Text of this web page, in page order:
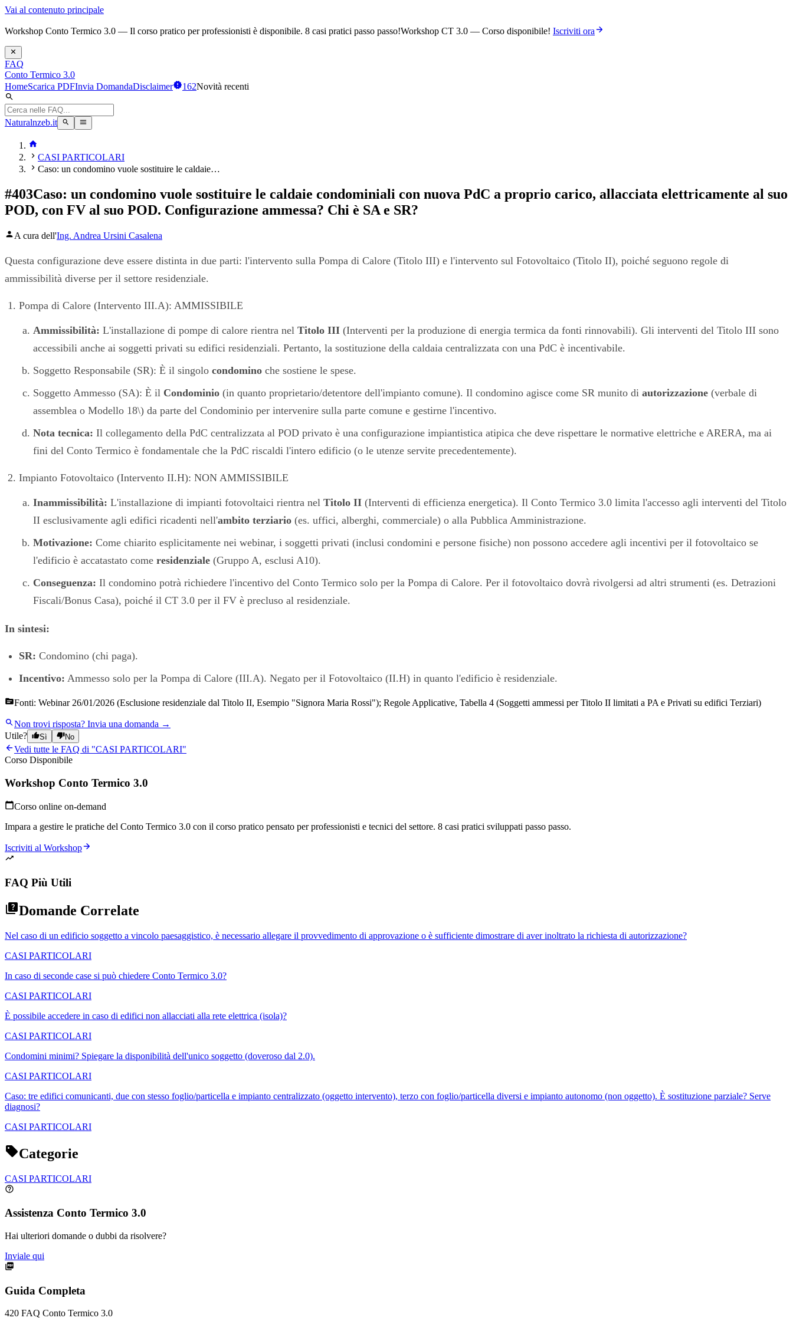
Vai al contenuto principale
Workshop Conto Termico 3.0 — Il corso pratico per professionisti è disponibile. 8 casi pratici passo passo!Workshop CT 3.0 — Corso disponibile! Iscriviti ora
FAQ
Conto Termico 3.0
HomeScarica PDFInvia DomandaDisclaimer 162Novità recenti
Naturalnzeb.it
CASI PARTICOLARI
Caso: un condomino vuole sostituire le caldaie…
#403Caso: un condomino vuole sostituire le caldaie condominiali con nuova PdC a proprio carico, allacciata elettricamente al suo
POD, con FV al suo POD. Configurazione ammessa? Chi è SA e SR?
A cura dell'Ing. Andrea Ursini Casalena
Questa configurazione deve essere distinta in due parti: l'intervento sulla Pompa di Calore (Titolo III) e l'intervento sul Fotovoltaico (Titolo II), poiché seguono regole di
ammissibilità diverse per il settore residenziale.
Pompa di Calore (Intervento III.A): AMMISSIBILE
Ammissibilità: L'installazione di pompe di calore rientra nel Titolo III (Interventi per la produzione di energia termica da fonti rinnovabili). Gli interventi del Titolo III sono
accessibili anche ai soggetti privati su edifici residenziali. Pertanto, la sostituzione della caldaia centralizzata con una PdC è incentivabile.
Soggetto Responsabile (SR): È il singolo condomino che sostiene le spese.
Soggetto Ammesso (SA): È il Condominio (in quanto proprietario/detentore dell'impianto comune). Il condomino agisce come SR munito di autorizzazione (verbale di
assemblea o Modello 18\) da parte del Condominio per intervenire sulla parte comune e gestirne l'incentivo.
Nota tecnica: Il collegamento della PdC centralizzata al POD privato è una configurazione impiantistica atipica che deve rispettare le normative elettriche e ARERA, ma ai
fini del Conto Termico è fondamentale che la PdC riscaldi l'intero edificio (o le utenze servite precedentemente).
Impianto Fotovoltaico (Intervento II.H): NON AMMISSIBILE
Inammissibilità: L'installazione di impianti fotovoltaici rientra nel Titolo II (Interventi di efficienza energetica). Il Conto Termico 3.0 limita l'accesso agli interventi del Titolo
II esclusivamente agli edifici ricadenti nell'ambito terziario (es. uffici, alberghi, commerciale) o alla Pubblica Amministrazione.
Motivazione: Come chiarito esplicitamente nei webinar, i soggetti privati (inclusi condomini e persone fisiche) non possono accedere agli incentivi per il fotovoltaico se
l'edificio è accatastato come residenziale (Gruppo A, esclusi A10).
Conseguenza: Il condomino potrà richiedere l'incentivo del Conto Termico solo per la Pompa di Calore. Per il fotovoltaico dovrà rivolgersi ad altri strumenti (es. Detrazioni
Fiscali/Bonus Casa), poiché il CT 3.0 per il FV è precluso al residenziale.
In sintesi:
SR: Condomino (chi paga).
Incentivo: Ammesso solo per la Pompa di Calore (III.A). Negato per il Fotovoltaico (II.H) in quanto l'edificio è residenziale.
Fonti: Webinar 26/01/2026 (Esclusione residenziale dal Titolo II, Esempio "Signora Maria Rossi"); Regole Applicative, Tabella 4 (Soggetti ammessi per Titolo II limitati a PA e Privati su edifici Terziari)
Non trovi risposta? Invia una domanda →
Utile?
Sì No
Vedi tutte le FAQ di "CASI PARTICOLARI"
Corso Disponibile
Workshop Conto Termico 3.0
Corso online on-demand
Impara a gestire le pratiche del Conto Termico 3.0 con il corso pratico pensato per professionisti e tecnici del settore. 8 casi pratici sviluppati passo passo.
Iscriviti al Workshop
FAQ Più Utili
Domande Correlate
Nel caso di un edificio soggetto a vincolo paesaggistico, è necessario allegare il provvedimento di approvazione o è sufficiente dimostrare di aver inoltrato la richiesta di autorizzazione?
CASI PARTICOLARI
In caso di seconde case si può chiedere Conto Termico 3.0?
CASI PARTICOLARI
È possibile accedere in caso di edifici non allacciati alla rete elettrica (isola)?
CASI PARTICOLARI
Condomini minimi? Spiegare la disponibilità dell'unico soggetto (doveroso dal 2.0).
CASI PARTICOLARI
Caso: tre edifici comunicanti, due con stesso foglio/particella e impianto centralizzato (oggetto intervento), terzo con foglio/particella diversi e impianto autonomo (non oggetto). È sostituzione parziale? Serve
diagnosi?
CASI PARTICOLARI
Categorie
CASI PARTICOLARI
Assistenza Conto Termico 3.0
Hai ulteriori domande o dubbi da risolvere?
Inviale qui
Guida Completa
420 FAQ Conto Termico 3.0